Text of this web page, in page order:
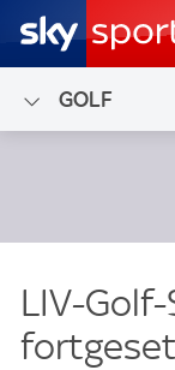
GOLF
LIV-